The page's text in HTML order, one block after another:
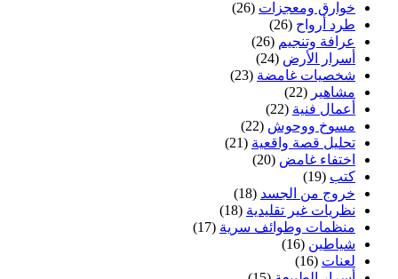
خوارق ومعجزات (26)
طرد أرواح (26)
عرافة وتنجيم (26)
أسرار الأرض (24)
شخصيات غامضة (23)
مشاهير (22)
أعمال فنية (22)
مسوخ ووحوش (22)
تحليل قصة واقعية (21)
اختفاء غامض (20)
كتب (19)
خروج من الجسد (18)
نظريات غير تقليدية (18)
منظمات وطوائف سرية (17)
شياطين (16)
لعنات (16)